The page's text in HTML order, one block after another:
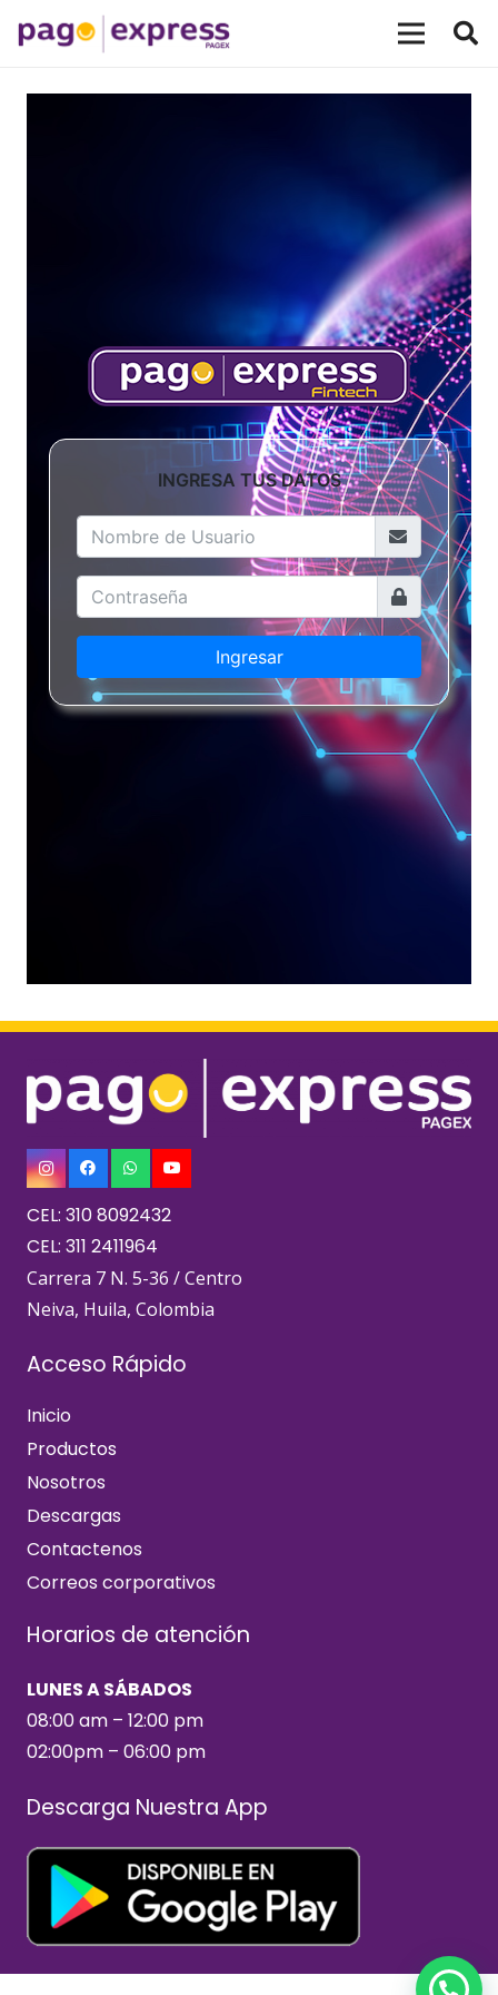
CEL: 310 8092432
CEL: 311 2411964
Carrera 7 N. 5-36 / Centro
Neiva, Huila, Colombia
Acceso Rápido
Inicio
Productos
Nosotros
Descargas
Contactenos
Correos corporativos
Horarios de atención
LUNES A SÁBADOS
08:00 am – 12:00 pm
02:00pm – 06:00 pm
Descarga Nuestra App